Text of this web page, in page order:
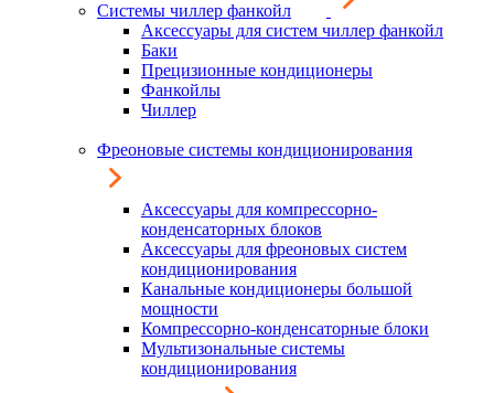
Системы чиллер фанкойл
Аксессуары для систем чиллер фанкойл
Баки
Прецизионные кондиционеры
Фанкойлы
Чиллер
Фреоновые системы кондиционирования
Аксессуары для компрессорно-
конденсаторных блоков
Аксессуары для фреоновых систем
кондиционирования
Канальные кондиционеры большой
мощности
Компрессорно-конденсаторные блоки
Мультизональные системы
кондиционирования